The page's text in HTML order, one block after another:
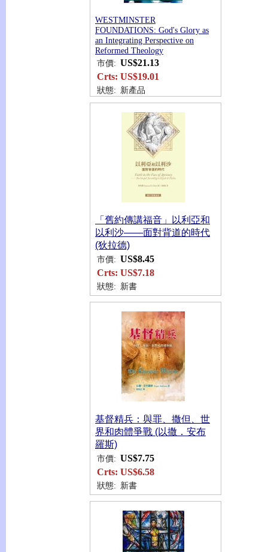
WESTMINSTER
FOUNDATIONS: God's Glory as
an Integrating Perspective on
Reformed Theology
市價: US$21.13
Crts: US$19.01
狀態: 新產品
「舊約傳講福音」以利亞和
以利沙——面對背道的時代
(狄拉德)
市價: US$8.45
Crts: US$7.18
狀態: 新書
基督精兵：與罪、撒但、世
界和肉體爭戰 (以撒．安布
羅斯)
市價: US$7.75
Crts: US$6.58
狀態: 新書